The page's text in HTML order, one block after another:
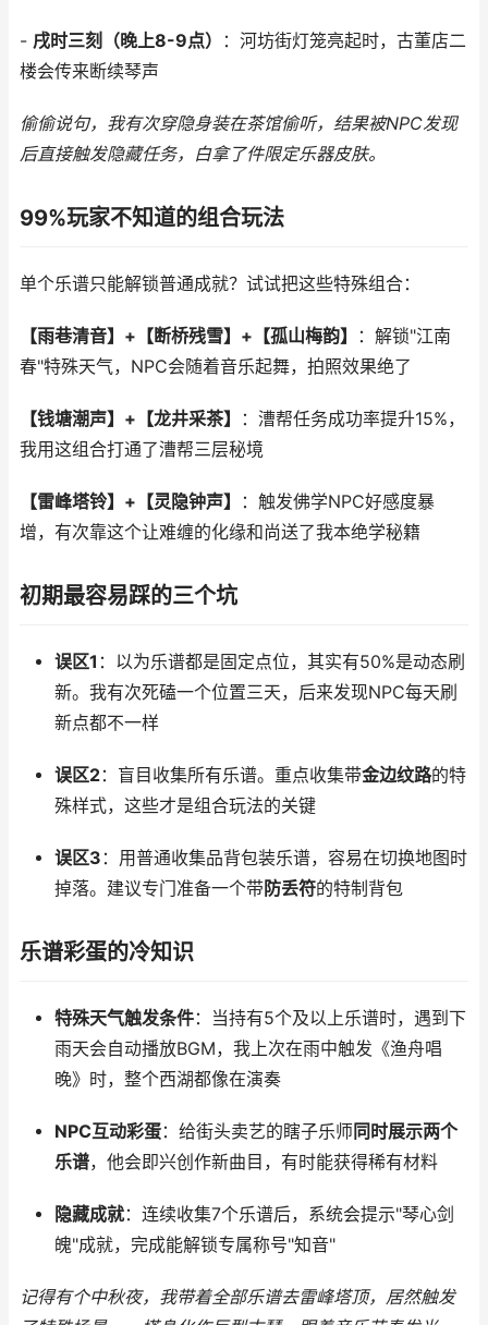
- 戌时三刻（晚上8-9点）
：河坊街灯笼亮起时，古董店二
楼会传来断续琴声
偷偷说句，我有次穿隐身装在茶馆偷听，结果被NPC发现
后直接触发隐藏任务，白拿了件限定乐器皮肤。
99%玩家不知道的组合玩法
单个乐谱只能解锁普通成就？试试把这些特殊组合：
【雨巷清音】+【断桥残雪】+【孤山梅韵】
：解锁"江南
春"特殊天气，NPC会随着音乐起舞，拍照效果绝了
【钱塘潮声】+【龙井采茶】
：漕帮任务成功率提升15%，
我用这组合打通了漕帮三层秘境
【雷峰塔铃】+【灵隐钟声】
：触发佛学NPC好感度暴
增，有次靠这个让难缠的化缘和尚送了我本绝学秘籍
初期最容易踩的三个坑
误区1 ：以为乐谱都是固定点位，其实有50%是动态刷
新。我有次死磕一个位置三天，后来发现NPC每天刷
新点都不一样
误区2：盲目收集所有乐谱。重点收集带金边纹路的特
殊样式，这些才是组合玩法的关键
误区3 ：用普通收集品背包装乐谱，容易在切换地图时
掉落。建议专门准备一个带防丢符的特制背包
乐谱彩蛋的冷知识
特殊天气触发条件：当持有5个及以上乐谱时，遇到下
雨天会自动播放BGM，我上次在雨中触发《渔舟唱
晚》时，整个西湖都像在演奏
NPC互动彩蛋：给街头卖艺的瞎子乐师同时展示两个
乐谱，他会即兴创作新曲目，有时能获得稀有材料
隐藏成就：连续收集7个乐谱后，系统会提示"琴心剑
魄"成就，完成能解锁专属称号"知音"
记得有个中秋夜，我带着全部乐谱去雷峰塔顶，居然触发